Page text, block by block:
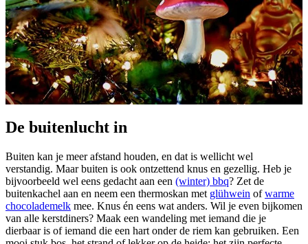
De buitenlucht in
Buiten kan je meer afstand houden, en dat is wellicht wel
verstandig. Maar buiten is ook ontzettend knus en gezellig. Heb je
bijvoorbeeld wel eens gedacht aan een (winter) bbq? Zet de
buitenkachel aan en neem een thermoskan met glühwein ofwarme
chocolademelk mee. Knus én eens wat anders. Wil je even bijkomen
van alle kerstdiners? Maak een wandeling met iemand die je
dierbaar is of iemand die een hart onder de riem kan gebruiken. Een